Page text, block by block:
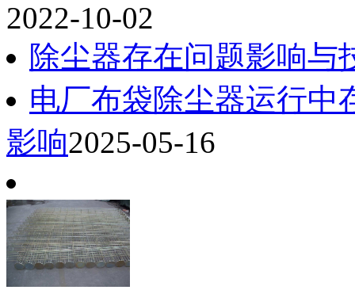
2022-10-02
除尘器存在问题影响与
电厂布袋除尘器运行中
影响2025-05-16